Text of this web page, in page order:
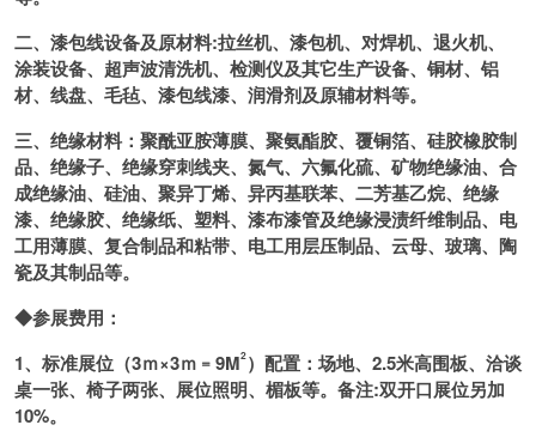
二、漆包线设备及原材料:拉丝机、漆包机、对焊机、退火机、
涂装设备、超声波清洗机、检测仪及其它生产设备、铜材、铝
材、线盘、毛毡、漆包线漆、润滑剂及原辅材料等。
三、绝缘材料：聚酰亚胺薄膜、聚氨酯胶、覆铜箔、硅胶橡胶制
品、绝缘子、绝缘穿刺线夹、氮气、六氟化硫、矿物绝缘油、合
成绝缘油、硅油、聚异丁烯、异丙基联苯、二芳基乙烷、绝缘
漆、绝缘胶、绝缘纸、塑料、漆布漆管及绝缘浸渍纤维制品、电
工用薄膜、复合制品和粘带、电工用层压制品、云母、玻璃、陶
瓷及其制品等。
◆参展费用：
1、标准展位（3ｍ×3ｍ﹦9M2） 配置：场地、2.5米高围板、洽谈
桌一张、椅子两张、展位照明、楣板等。备注:双开口展位另加
10%。